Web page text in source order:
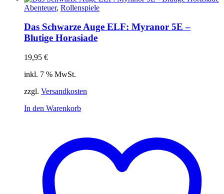
Abenteuer, Rollenspiele
Das Schwarze Auge ELF: Myranor 5E –
Blutige Horasiade
19,95 €
inkl. 7 % MwSt.
zzgl. Versandkosten
In den Warenkorb